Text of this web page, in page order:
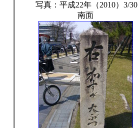
写真：平成22年（2010）3/30
南面